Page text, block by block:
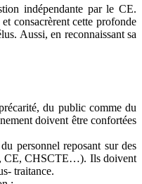
indépendante par le CE.
consacrèrent cette profonde
Aussi, en reconnaissant sa
du public comme du
doivent être confortées
personnel reposant sur des
CE, CHSCTE…). Ils doivent
traitance.